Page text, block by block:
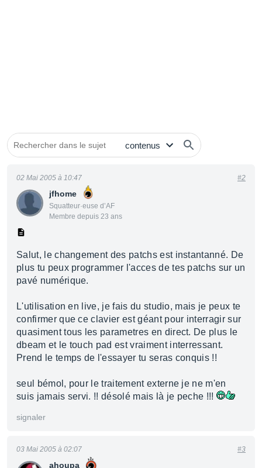
jfhome
Squatteur·euse d’AF
Membre depuis 23 ans
02 Mai 2005 à 10:47 #2
Salut, le changement des patchs est instantanné. De
plus tu peux programmer l'acces de tes patchs sur un
pavé numérique.
L'utilisation en live, je fais du studio, mais je peux te
confirmer que ce clavier est géant pour interragir sur
quasiment tous les parametres en direct. De plus le
dbeam et le touch pad est vraiment interressant.
Prend le temps de l'essayer tu seras conquis !!
seul bémol, pour le traitement externe je ne m'en
suis jamais servi. !! désolé mais là je peche !!!
signaler
ahoupa
03 Mai 2005 à 02:07 #3